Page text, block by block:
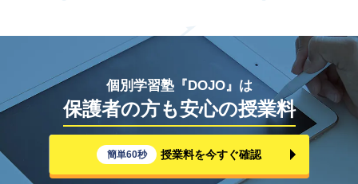
個別学習塾『DOJO』は
保護者の方も安心の授業料
簡単60秒 授業料を今すぐ確認